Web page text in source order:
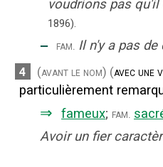
voudrions pas qu'il
1896).
‒ fam. Il n'y a pas de
4 (avant le nom) (avec une
particulièrement
⇒ fameux; fam.
Avoir un fier